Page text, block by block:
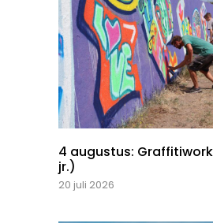
4 augustus:
jr.)
20 juli 2026